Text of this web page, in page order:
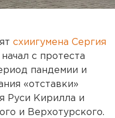
схиигумена Сергия
с протеста
пандемии и
«отставки»
Руси Кирилла и
и Верхотурского.